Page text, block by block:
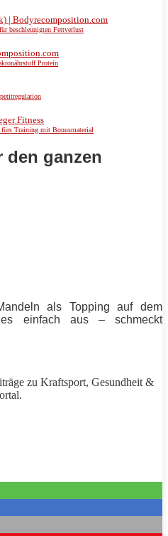
| Bodyrecomposition.com
beschleunigten Fettverlust
Protein
Fitness
fürs Training mit Bonusmaterial
den ganzen
als Topping auf dem
einfach aus – schmeckt
zu Kraftsport, Gesundheit &